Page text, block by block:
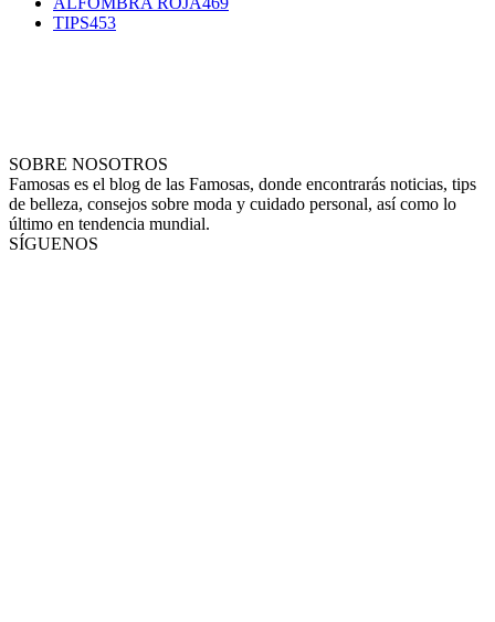
TIPS453
SOBRE NOSOTROS
Famosas es el blog de las Famosas, donde encontrarás noticias, tips
de belleza, consejos sobre moda y cuidado personal, así como lo
último en tendencia mundial.
SÍGUENOS